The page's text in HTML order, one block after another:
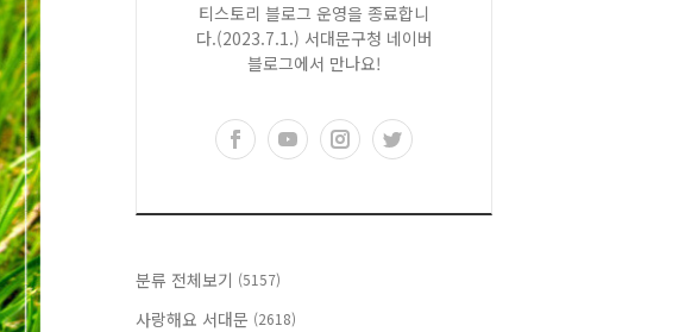
티스토리 블로그 운영을 종료합니
다.(2023.7.1.) 서대문구청 네이버
블로그에서 만나요!
분류 전체보기 (5157)
사랑해요 서대문 (2618)